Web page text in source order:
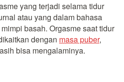
yang terjadi selama tidur
atau yang dalam bahasa
basah. Orgasme saat tidur
dengan masa puber,
bisa mengalaminya.